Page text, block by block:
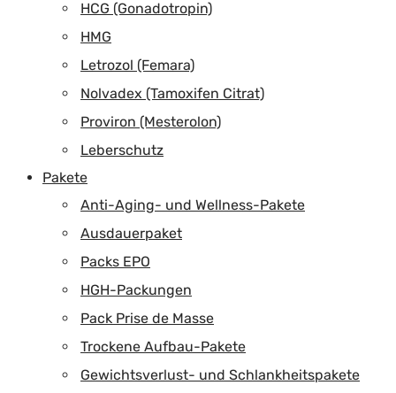
HCG (Gonadotropin)
HMG
Letrozol (Femara)
Nolvadex (Tamoxifen Citrat)
Proviron (Mesterolon)
Leberschutz
Pakete
Anti-Aging- und Wellness-Pakete
Ausdauerpaket
Packs EPO
HGH-Packungen
Pack Prise de Masse
Trockene Aufbau-Pakete
Gewichtsverlust- und Schlankheitspakete